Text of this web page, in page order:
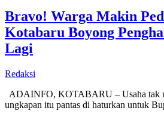
Bravo! Warga Makin
Kotabaru Boyong
Lagi
Redaksi
ADAINFO, KOTABARU – Usaha tak
ungkapan itu pantas di haturkan untuk